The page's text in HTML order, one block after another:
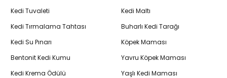
Kedi Tuvaleti
Kedi Tırmalama Tahtası
Kedi Su Pınarı
Bentonit Kedi Kumu
Kedi Krema Ödülü
Kedi Maltı
Buharlı Kedi Tarağı
Köpek Maması
Yavru Köpek Maması
Yaşlı Kedi Maması